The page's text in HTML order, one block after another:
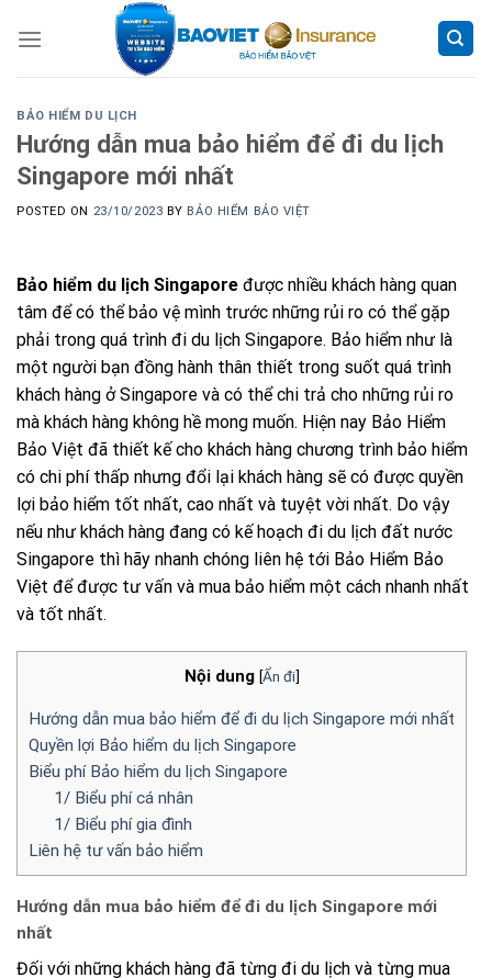
BẢO HIỂM DU LỊCH
Hướng dẫn mua bảo hiểm để đi du lịch
Singapore mới nhất
POSTED ON 23/10/2023 BY BẢO HIỂM BẢO VIỆT
Bảo hiểm du lịch Singapore được nhiều khách hàng quan
tâm để có thể bảo vệ mình trước những rủi ro có thể gặp
phải trong quá trình đi du lịch Singapore. Bảo hiểm như là
một người bạn đồng hành thân thiết trong suốt quá trình
khách hàng ở Singapore và có thể chi trả cho những rủi ro
mà khách hàng không hề mong muốn. Hiện nay Bảo Hiểm
Bảo Việt đã thiết kế cho khách hàng chương trình bảo hiểm
có chi phí thấp nhưng đổi lại khách hàng sẽ có được quyền
lợi bảo hiểm tốt nhất, cao nhất và tuyệt vời nhất. Do vậy
nếu như khách hàng đang có kế hoạch đi du lịch đất nước
Singapore thì hãy nhanh chóng liên hệ tới Bảo Hiểm Bảo
Việt để được tư vấn và mua bảo hiểm một cách nhanh nhất
và tốt nhất.
Nội dung [Ẩn đi]
Hướng dẫn mua bảo hiểm để đi du lịch Singapore mới nhất
Quyền lợi Bảo hiểm du lịch Singapore
Biểu phí Bảo hiểm du lịch Singapore
1/ Biểu phí cá nhân
1/ Biểu phí gia đình
Liên hệ tư vấn bảo hiểm
Hướng dẫn mua bảo hiểm để đi du lịch Singapore mới
nhất
Đối với những khách hàng đã từng đi du lịch và từng mua